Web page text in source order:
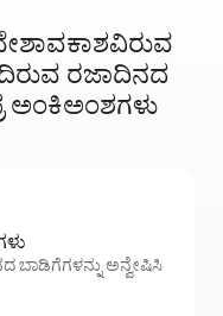
ರಜಾದಿನದ
ಅಂಕಿಅಂಶಗಳು
ಬಾಡಿಗೆಗಳನ್ನು ಅನ್ವೇಷಿಸಿ